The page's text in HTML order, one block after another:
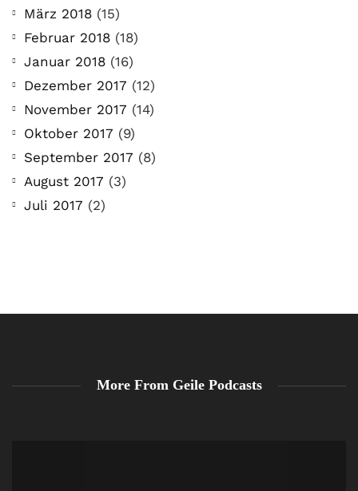
März 2018 (15)
Februar 2018 (18)
Januar 2018 (16)
Dezember 2017 (12)
November 2017 (14)
Oktober 2017 (9)
September 2017 (8)
August 2017 (3)
Juli 2017 (2)
More From Geile Podcasts